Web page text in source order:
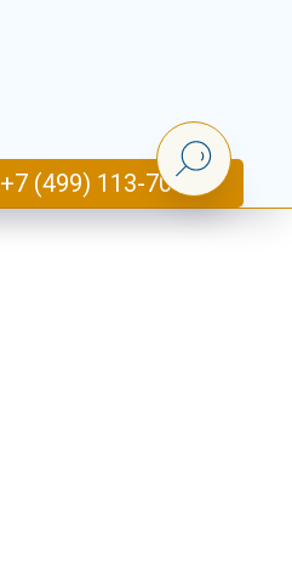
+7 (499) 113-70-33